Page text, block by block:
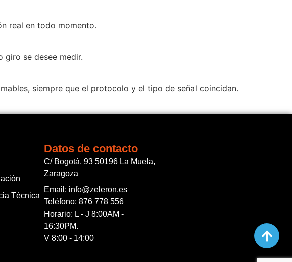
real en todo momento.
giro se desee medir.
siempre que el protocolo y el tipo de señal coincidan.
Técnica
Datos de contacto
C/ Bogotá, 93 50196 La Muela,
Zaragoza
Email: info@zeleron.es
Teléfono: 876 778 556
Horario: L - J 8:00AM -
16:30PM.
V 8:00 - 14:00